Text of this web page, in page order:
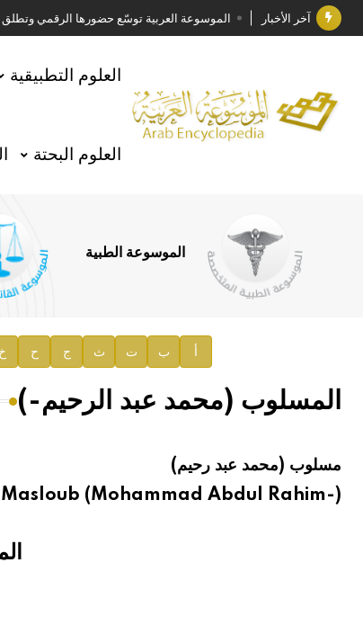
آخر الأخبار الموسوعة العربية توسّع حضورها الرقمي وتطلق
جائزة مجمع الملك سلمان العالمي للغة العربية 2025
الأستاذ إياد خالد الطباع مدير عام لهيئة الموسوعة
السيد محمد ياسين صالح وزيرا للثقافة
توصيات مجلس الإدارة
صدور المجلد السابع من موسوعة الآثار في
إعلان..
هيئة الموسوعة العربية تطلق موسوعات جديدة في
العلوم التطبيقية
العلوم البحتة
الموسوعة الطبية
أ ب ت ث ج ح خ
المسلوب (محمد عبد الرحيم-)
مسلوب (محمد عبد رحيم)
(Mohammad Abdul Rahim-)